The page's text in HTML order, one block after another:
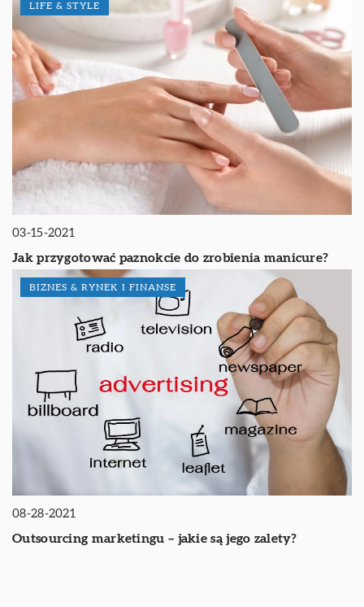
LIFE & STYLE
03-15-2021
Jak przygotować paznokcie do zrobienia manicure?
BIZNES & RYNEK I FINANSE
08-28-2021
Outsourcing marketingu – jakie są jego zalety?